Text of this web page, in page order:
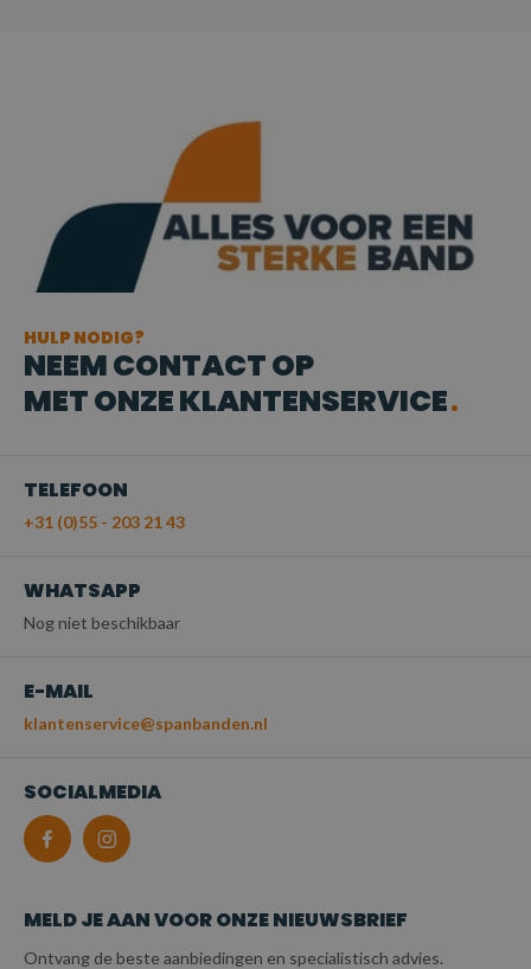
HULP NODIG?
NEEM CONTACT OP
MET ONZE KLANTENSERVICE
TELEFOON
+31 (0)55 - 203 21 43
WHATSAPP
Nog niet beschikbaar
E-MAIL
klantenservice@spanbanden.nl
SOCIALMEDIA
MELD JE AAN VOOR ONZE NIEUWSBRIEF
Ontvang de beste aanbiedingen en specialistisch advies.